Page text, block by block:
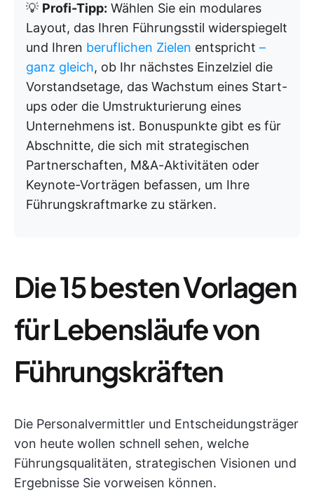
💡 Profi-Tipp: Wählen Sie ein modulares
Layout, das Ihren Führungsstil widerspiegelt
und Ihren beruflichen Zielen entspricht –
ganz gleich, ob Ihr nächstes Einzelziel die
Vorstandsetage, das Wachstum eines Start-
ups oder die Umstrukturierung eines
Unternehmens ist. Bonuspunkte gibt es für
Abschnitte, die sich mit strategischen
Partnerschaften, M&A-Aktivitäten oder
Keynote-Vorträgen befassen, um Ihre
Führungskraftmarke zu stärken.
Die 15 besten Vorlagen
für Lebensläufe von
Führungskräften
Die Personalvermittler und Entscheidungsträger
von heute wollen schnell sehen, welche
Führungsqualitäten, strategischen Visionen und
Ergebnisse Sie vorweisen können.